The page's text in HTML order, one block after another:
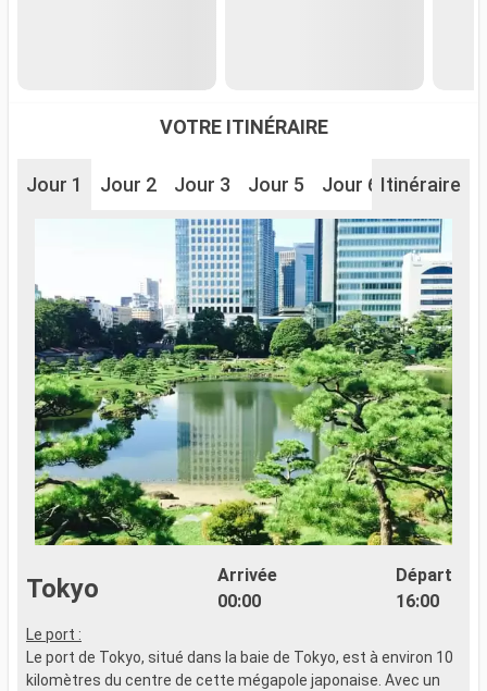
VOTRE ITINÉRAIRE
Jour 1 Jour 2 Jour 3 Jour 5 Jour 6 Jour 7
Itinéraire
Tokyo
Arrivée
00:00
Départ
16:00
Le port :
Le port de Tokyo, situé dans la baie de Tokyo, est à environ 10
kilomètres du centre de cette mégapole japonaise. Avec un